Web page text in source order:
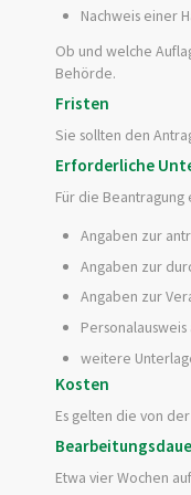
Nachweis einer
Ob und welche
Behörde.
Fristen
Sie sollten den
Erforderliche
Für die
Angaben zur
Angaben zur
Angaben zur
weitere
Kosten
Es gelten die von
Etwa vier Wochen